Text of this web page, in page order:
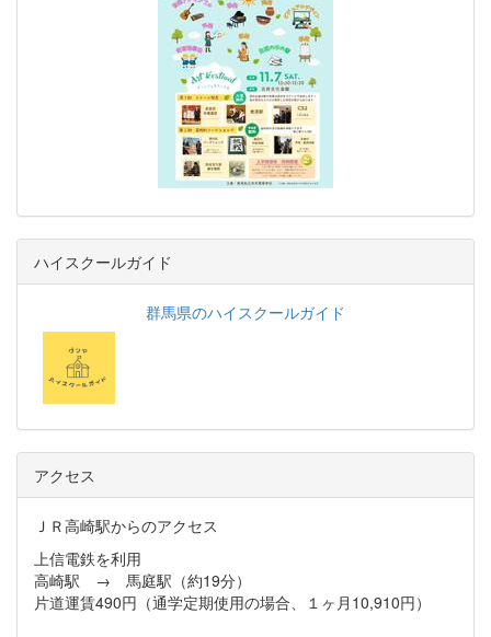
ハイスクールガイド
群馬県のハイスクールガイド
アクセス
ＪＲ高崎駅からのアクセス
上信電鉄を利用
高崎駅 → 馬庭駅（約19分）
片道運賃490円（通学定期使用の場合、１ヶ月10,910円）